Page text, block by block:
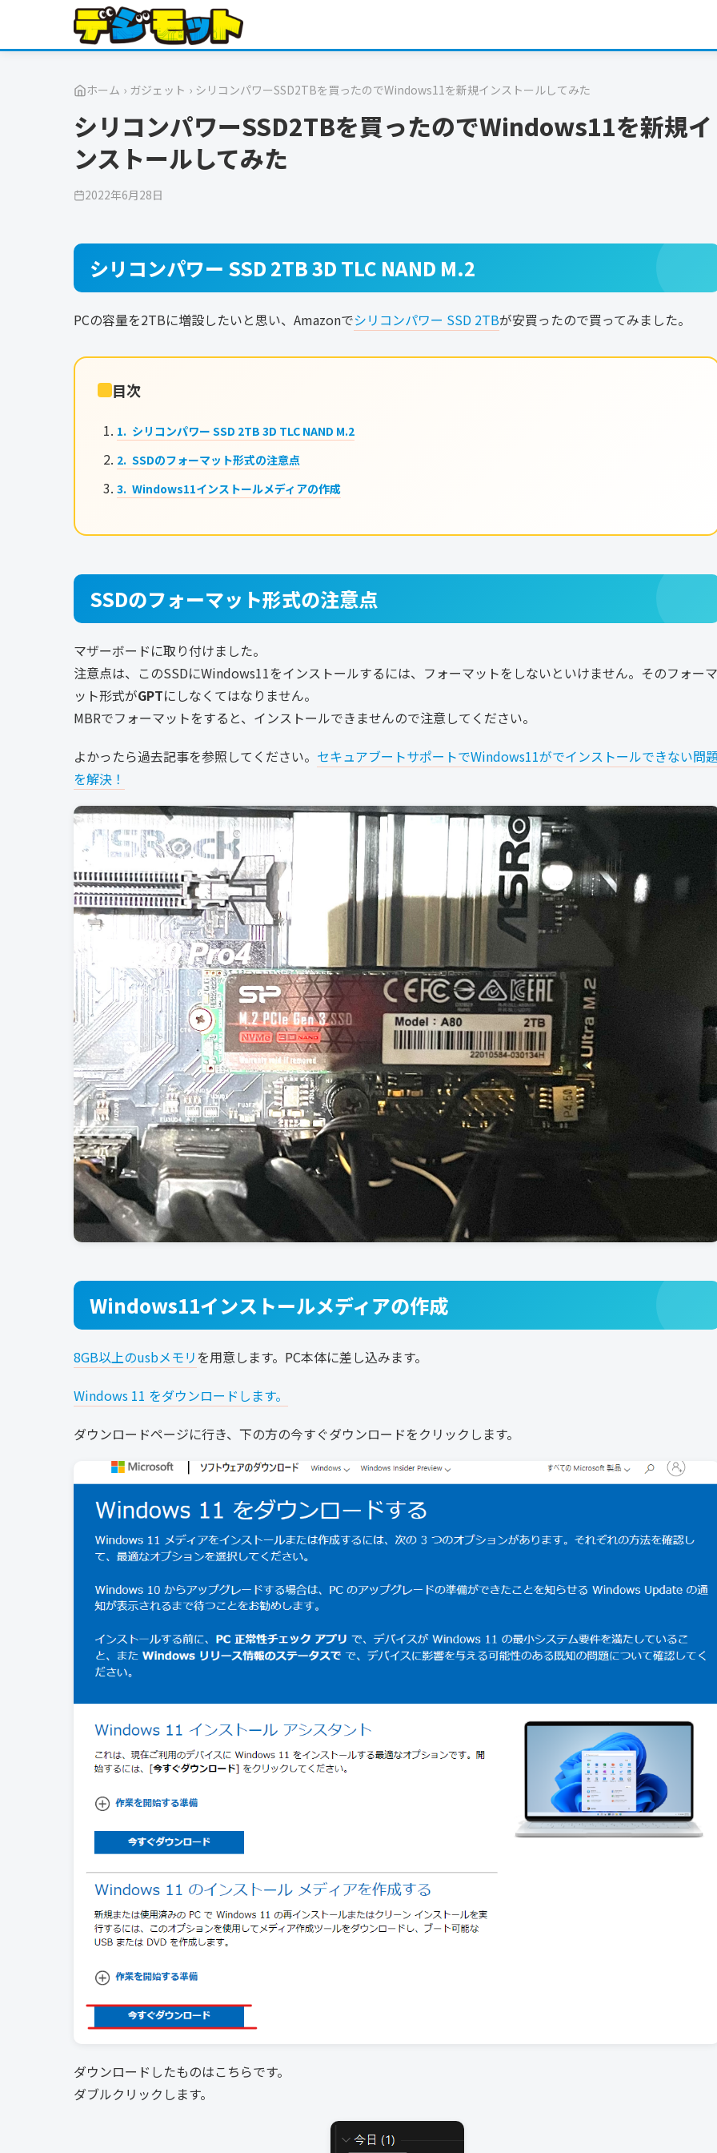
ホーム › ガジェット › シリコンパワーSSD2TBを買ったのでWindows11を新規インストールしてみた
シリコンパワーSSD2TBを買ったのでWindows11を新規イ
ンストールしてみた
2022年6月28日
シリコンパワー SSD 2TB 3D TLC NAND M.2
PCの容量を2TBに増設したいと思い、Amazonでシリコンパワー SSD 2TBが安買ったので買ってみました。
目次
シリコンパワー SSD 2TB 3D TLC NAND M.2
SSDのフォーマット形式の注意点
Windows11インストールメディアの作成
SSDのフォーマット形式の注意点
マザーボードに取り付けました。
注意点は、このSSDにWindows11をインストールするには、フォーマットをしないといけません。そのフォーマ
ット形式がGPTにしなくてはなりません。
MBRでフォーマットをすると、インストールできませんので注意してください。
よかったら過去記事を参照してください。 セキュアブートサポートでWindows11がでインストールできない問
を解決！
Windows11インストールメディアの作成
8GB以上のusbメモリを用意します。PC本体に差し込みます。
Windows 11 をダウンロードします。
ダウンロードページに行き、下の方の今すぐダウンロードをクリックします。
ダウンロードしたものはこちらです。
ダブルクリックします。